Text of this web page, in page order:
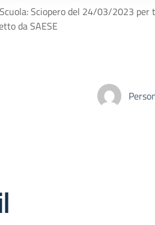
Sciopero del 24/03/2023 per
da SAESE